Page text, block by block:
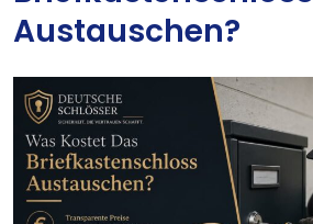
Austauschen?